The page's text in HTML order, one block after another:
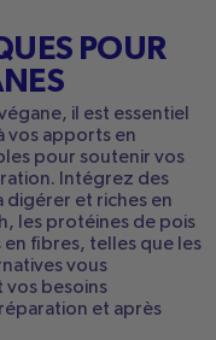
POUR
il est essentiel
vos apports en
pour soutenir vos
Intégrez des
digérer et riches en
les protéines de pois
fibres, telles que les
vous
besoins
et après